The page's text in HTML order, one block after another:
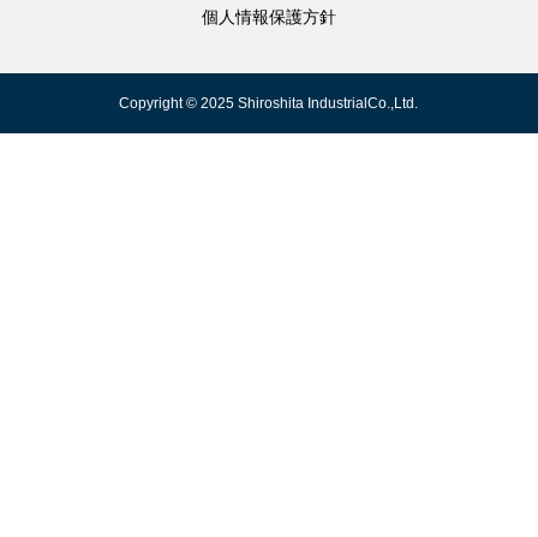
個人情報保護方針
Copyright © 2025 Shiroshita IndustrialCo.,Ltd.